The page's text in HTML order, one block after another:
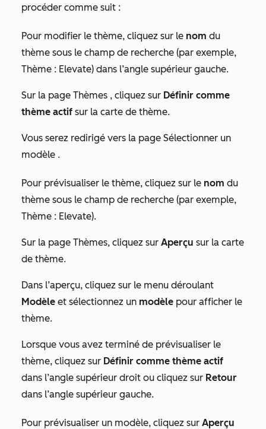
procéder comme suit :
Pour modifier le thème, cliquez sur le nom du
thème sous le champ de recherche (par exemple,
Thème : Elevate) dans l’angle supérieur gauche.
Sur la page Thèmes , cliquez sur Définir comme
thème actif sur la carte de thème.
Vous serez redirigé vers la page Sélectionner un
modèle .
Pour prévisualiser le thème, cliquez sur le nom du
thème sous le champ de recherche (par exemple,
Thème : Elevate).
Sur la page Thèmes, cliquez sur Aperçu sur la carte
de thème.
Dans l’aperçu, cliquez sur le menu déroulant
Modèle et sélectionnez un modèle pour afficher le
thème.
Lorsque vous avez terminé de prévisualiser le
thème, cliquez sur Définir comme thème actif
dans l’angle supérieur droit ou cliquez sur Retour
dans l’angle supérieur gauche.
Pour prévisualiser un modèle, cliquez sur Aperçu